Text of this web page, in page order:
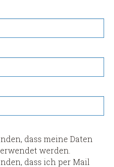
dass meine Daten
werden.
dass ich per Mail